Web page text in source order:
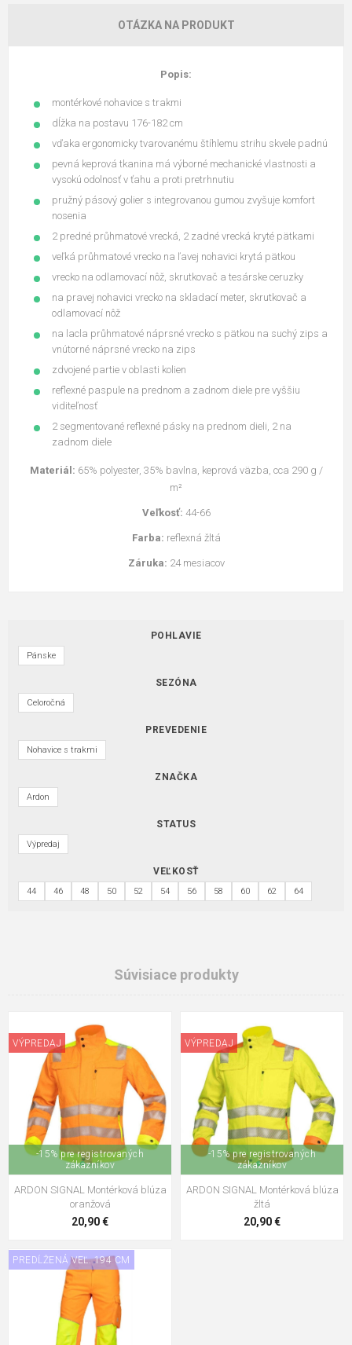
OTÁZKA NA PRODUKT
Popis:
montérkové nohavice s trakmi
dĺžka na postavu 176-182 cm
vďaka ergonomicky tvarovanému štíhlemu strihu skvele padnú
pevná keprová tkanina má výborné mechanické vlastnosti a
vysokú odolnosť v ťahu a proti pretrhnutiu
pružný pásový golier s integrovanou gumou zvyšuje komfort
nosenia
2 predné průhmatové vrecká, 2 zadné vrecká kryté pätkami
veľká průhmatové vrecko na ľavej nohavici krytá pätkou
vrecko na odlamovací nôž, skrutkovač a tesárske ceruzky
na pravej nohavici vrecko na skladací meter, skrutkovač a
odlamovací nôž
na lacla průhmatové náprsné vrecko s pätkou na suchý zips a
vnútorné náprsné vrecko na zips
zdvojené partie v oblasti kolien
reflexné paspule na prednom a zadnom diele pre vyššiu
viditeľnosť
2 segmentované reflexné pásky na prednom dieli, 2 na
zadnom diele
Materiál: 65% polyester, 35% bavlna, keprová väzba, cca 290 g /
m²
Veľkosť: 44-66
Farba: reflexná žltá
Záruka: 24 mesiacov
POHLAVIE
Pánske
SEZÓNA
Celoročná
PREVEDENIE
Nohavice s trakmi
ZNAČKA
Ardon
STATUS
Výpredaj
VEĽKOSŤ
44 46 48 50 52 54 56 58 60 62 64
Súvisiace produkty
-15% pre registrovaných
zákazníkov
VÝPREDAJ
ARDON SIGNAL Montérková blúza
oranžová
20,90 €
-15% pre registrovaných
zákazníkov
VÝPREDAJ
ARDON SIGNAL Montérková blúza
žltá
20,90 €
PREDĹŽENÁ VEĽ. 194 CM